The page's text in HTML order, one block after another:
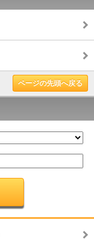
ページの先頭へ戻る